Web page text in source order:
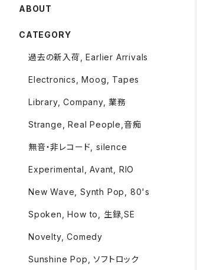
ABOUT
CATEGORY
過去の新入荷, Earlier Arrivals
Electronics, Moog, Tapes
Library, Company, 業務
Strange, Real People,音痴
無音・非レコード, silence
Experimental, Avant, RIO
New Wave, Synth Pop, 80's
Spoken, How to, 生録,SE
Novelty, Comedy
Sunshine Pop, ソフトロック